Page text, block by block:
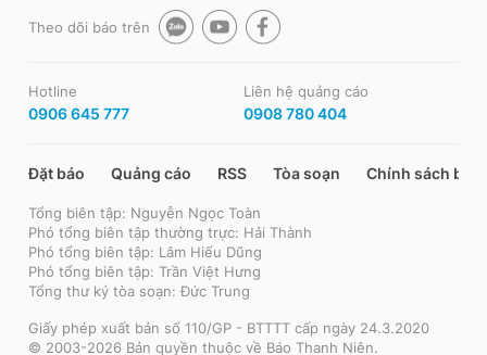
Theo dõi báo trên
Hotline
0906 645 777
Liên hệ quảng cáo
0908 780 404
Đặt báo Quảng cáo RSS Tòa soạn Chính sách bảo
Tổng biên tập: Nguyễn Ngọc Toàn
Phó tổng biên tập thường trực: Hải Thành
Phó tổng biên tập: Lâm Hiếu Dũng
Phó tổng biên tập: Trần Việt Hưng
Tổng thư ký tòa soạn: Đức Trung
Giấy phép xuất bản số 110/GP - BTTTT cấp ngày 24.3.2020
© 2003-2026 Bản quyền thuộc về Báo Thanh Niên.